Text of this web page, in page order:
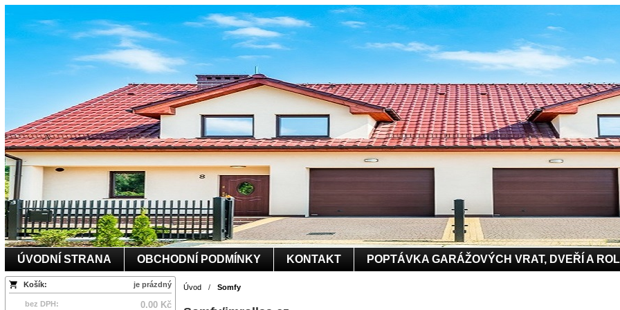
ÚVODNÍ STRANA OBCHODNÍ PODMÍNKY KONTAKT POPTÁVKA GARÁŽOVÝCH VRAT, DVEŘÍ A
Košík: je prázdný
bez DPH: 0.00 Kč
Úvod / Somfy